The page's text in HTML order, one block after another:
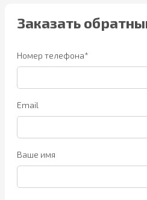
Заказать
Номер телефона*
Email
Ваше имя